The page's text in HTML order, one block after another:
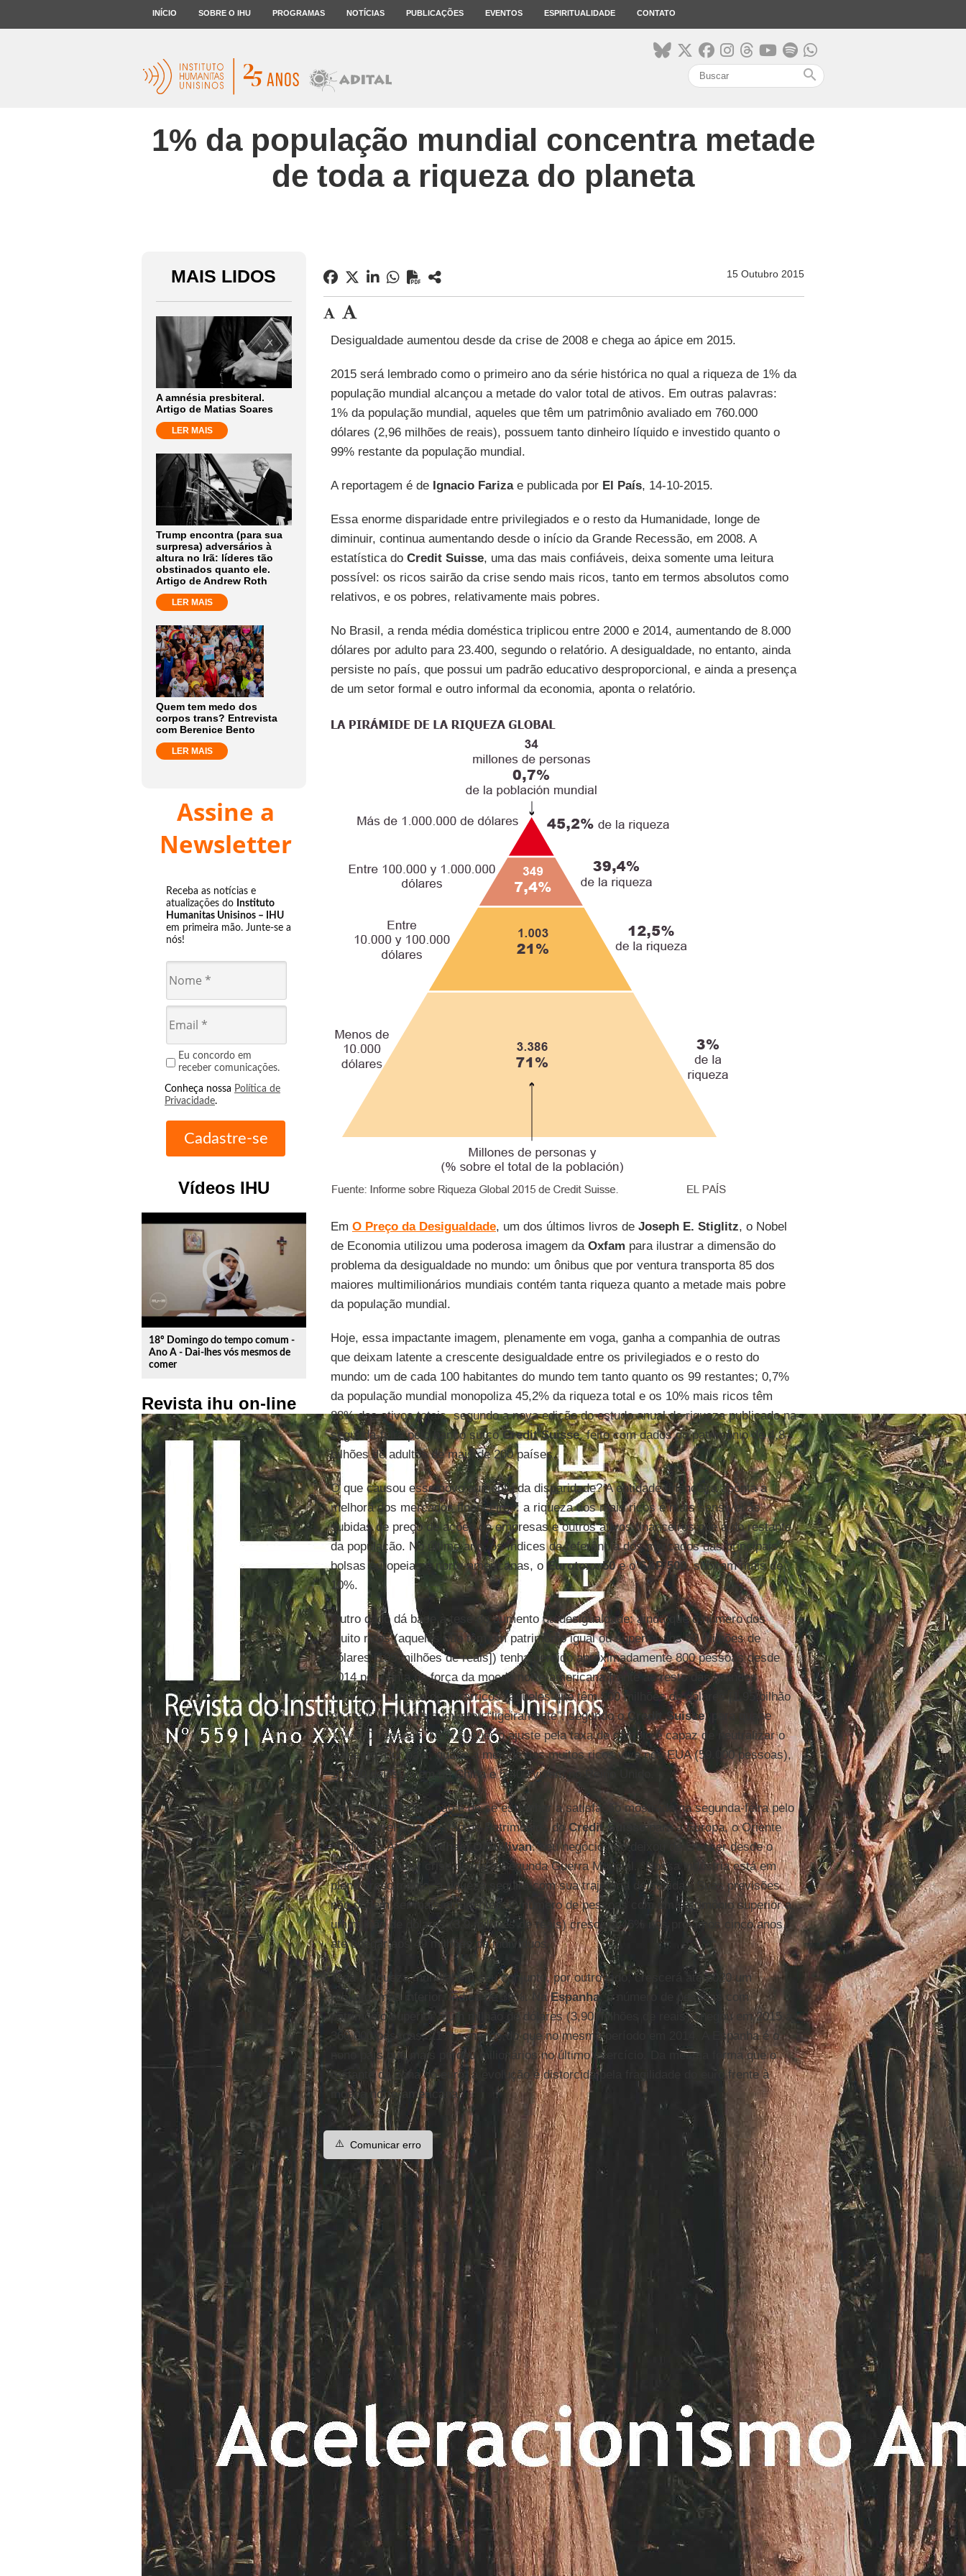
INÍCIO SOBRE O IHU PROGRAMAS NOTÍCIAS PUBLICAÇÕES EVENTOS ESPIRITUALIDADE CONTATO
search
1% da população mundial concentra metade
de toda a riqueza do planeta
MAIS LIDOS
A amnésia presbiteral.
Artigo de Matias Soares
LER MAIS
Trump encontra (para sua
surpresa) adversários à
altura no Irã: líderes tão
obstinados quanto ele.
Artigo de Andrew Roth
LER MAIS
Quem tem medo dos
corpos trans? Entrevista
com Berenice Bento
LER MAIS
Assine a
Newsletter
Receba as notícias e
atualizações do Instituto
Humanitas Unisinos – IHU
em primeira mão. Junte-se a
nós!
Eu concordo em
receber comunicações.
Conheça nossa Política de
Privacidade.
Vídeos IHU
play_circle_outline
18º Domingo do tempo comum -
Ano A - Dai-lhes vós mesmos de
comer
Revista ihu on-line
15 Outubro 2015
Desigualdade aumentou desde da crise de 2008 e chega ao ápice em 2015.
2015 será lembrado como o primeiro ano da série histórica no qual a riqueza de 1% da
população mundial alcançou a metade do valor total de ativos. Em outras palavras:
1% da população mundial, aqueles que têm um patrimônio avaliado em 760.000
dólares (2,96 milhões de reais), possuem tanto dinheiro líquido e investido quanto o
99% restante da população mundial.
A reportagem é de Ignacio Farizae publicada porEl País, 14-10-2015.
Essa enorme disparidade entre privilegiados e o resto da Humanidade, longe de
diminuir, continua aumentando desde o início da Grande Recessão, em 2008. A
estatística do Credit Suisse, uma das mais confiáveis, deixa somente uma leitura
possível: os ricos sairão da crise sendo mais ricos, tanto em termos absolutos como
relativos, e os pobres, relativamente mais pobres.
No Brasil, a renda média doméstica triplicou entre 2000 e 2014, aumentando de 8.000
dólares por adulto para 23.400, segundo o relatório. A desigualdade, no entanto, ainda
persiste no país, que possui um padrão educativo desproporcional, e ainda a presença
de um setor formal e outro informal da economia, aponta o relatório.
Em O Preço da Desigualdade, um dos últimos livros de Joseph E. Stiglitz, o Nobel
de Economia utilizou uma poderosa imagem da Oxfam para ilustrar a dimensão do
problema da desigualdade no mundo: um ônibus que por ventura transporta 85 dos
maiores multimilionários mundiais contém tanta riqueza quanto a metade mais pobre
da população mundial.
Hoje, essa impactante imagem, plenamente em voga, ganha a companhia de outras
que deixam latente a crescente desigualdade entre os privilegiados e o resto do
mundo: um de cada 100 habitantes do mundo tem tanto quanto os 99 restantes; 0,7%
da população mundial monopoliza 45,2% da riqueza total e os 10% mais ricos têm
88% dos ativos totais, segundo a nova edição do estudo anual de riqueza publicado na
segunda-feira pelo banco suíçoCredit Suisse, feito com dados do patrimônio de 4,8
bilhões de adultos de mais de 200 países.
O que causou esse novo aumento da disparidade? A entidade financeira aponta a
melhora dos mercados financeiros: a riqueza dos mais ricos é mais sensível às
subidas de preço de ações de empresas e outros ativos financeiros que a do restante
da população. No último ano, os índices de referência dos mercados das principais
bolsas europeias e norte-americanas, o Eurotoxx 50e oS&P 500, subiram mais de
10%.
Outro dado dá base à tese do aumento da desigualdade: ainda que o número dos
muito ricos (aqueles que têm um patrimônio igual ou superior aos 50 milhões de
dólares [195 milhões de reais]) tenha perdido aproximadamente 800 pessoas desde
2014 por conta da força da moeda norte-americana frente ao resto das grandes
divisas, o número de ultrarricos (aqueles que têm 500 milhões de dólares [1,95 bilhão
de reais]) ou mais aumentou “ligeiramente”, segundo oCredit Suisse, para quase
124.000 pessoas. Nem sequer o ajuste pela taxa de câmbio é capaz de neutralizar o
aumento. Por país, quase a metade dos muitos ricos vive nos EUA (59.000 pessoas),
10.000 deles vivem na China e 5.400 vivem no Reino Unido.
Com esses dados, não é de se estranhar a satisfação mostrada na segunda-feira pelo
responsável pela Gestão de Patrimônios doCredit Suissepara a Europa, o Oriente
Médio e a África, Michael O’Sullivan: seu negócio não deixou de crescer desde o
estouro da maior crise desde a Segunda Guerra Mundial. “Nossa indústria está em
pleno crescimento, a riqueza seguirá com sua trajetória de subida”. Suas previsões
não podem ser mais eloquentes. O número de pessoas com um patrimônio superior a
um milhão de dólares (3,9 milhões de reais) crescerá 46% nos próximos cinco anos,
até chegar aos 49 milhões de indivíduos.
Toda a riqueza mundial em seu conjunto, por outro lado, crescerá até 2020 um
robusto, mas inferior, índice de 39%. NaEspanha, o número de pessoas com
patrimônio superior a um milhão de dólares (3,90 milhões de reais) chegou em 2015 a
360.000 pessoas, 21% a menos do que no mesmo período em 2014. A Espanha é o
nono país que mais perdeu milionários no último exercício. Da mesma forma que o
restante da zona do euro, a evolução é distorcida pela fragilidade do euro frente à
moeda norte-americana.
⚠️ Comunicar erro